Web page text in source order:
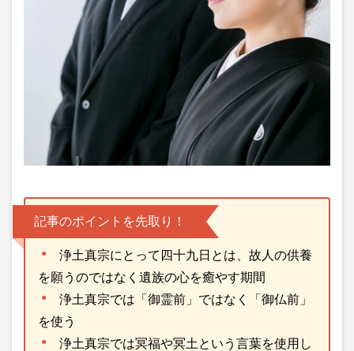
記事のポイントを先取り！
浄土真宗にとって四十九日とは、故人の供養
を願うのではなく遺族の心を癒やす期間
浄土真宗では「御霊前」ではなく「御仏前」
を使う
浄土真宗では冥福や冥土という言葉を使用し